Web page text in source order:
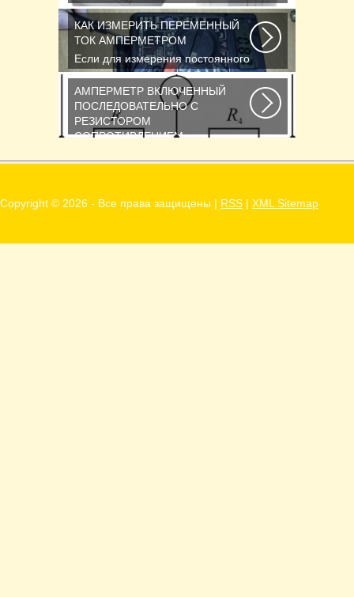
действующее значение...
КАК ИЗМЕРИТЬ ПЕРЕМЕННЫЙ
ТОК АМПЕРМЕТРОМ
Если для измерения постоянного
напряжения Вы пользуетесь
вольтметром с...
АМПЕРМЕТР ВКЛЮЧЕННЫЙ
ПОСЛЕДОВАТЕЛЬНО С
РЕЗИСТОРОМ
СОПРОТИВЛЕНИЕМ
Copyright © 2026 - Все права защищены | RSS | XML Sitemap